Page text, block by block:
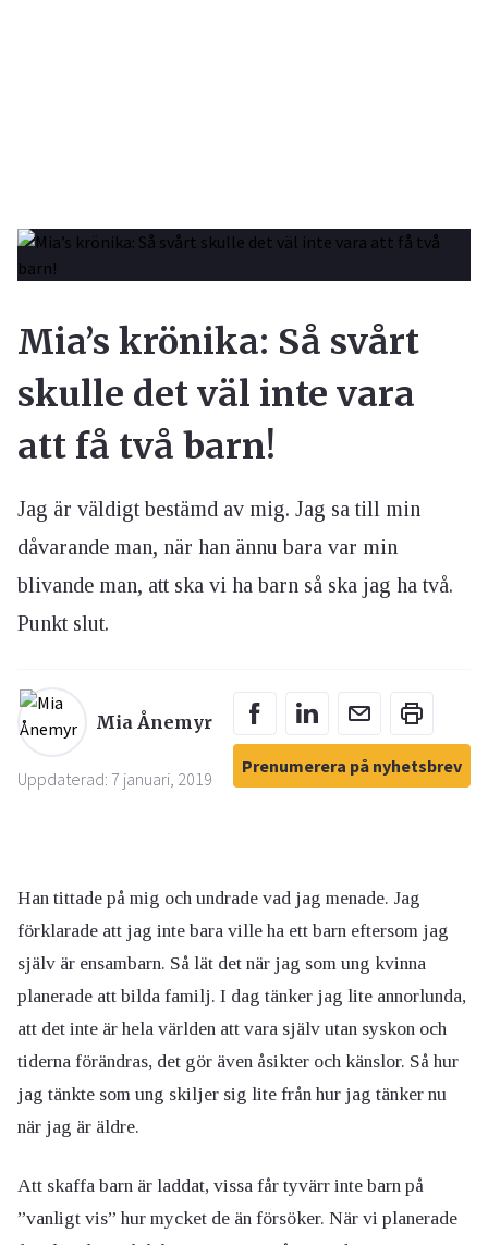
Mia’s krönika: Så svårt
skulle det väl inte vara
att få två barn!
Jag är väldigt bestämd av mig. Jag sa till min
dåvarande man, när han ännu bara var min
blivande man, att ska vi ha barn så ska jag ha två.
Punkt slut.
Mia Ånemyr
Uppdaterad: 7 januari, 2019
Prenumerera på nyhetsbrev
Han tittade på mig och undrade vad jag menade. Jag
förklarade att jag inte bara ville ha ett barn eftersom jag
själv är ensambarn. Så lät det när jag som ung kvinna
planerade att bilda familj. I dag tänker jag lite annorlunda,
att det inte är hela världen att vara själv utan syskon och
tiderna förändras, det gör även åsikter och känslor. Så hur
jag tänkte som ung skiljer sig lite från hur jag tänker nu
när jag är äldre.
Att skaffa barn är laddat, vissa får tyvärr inte barn på
”vanligt vis” hur mycket de än försöker. När vi planerade